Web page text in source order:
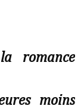
romance
moins